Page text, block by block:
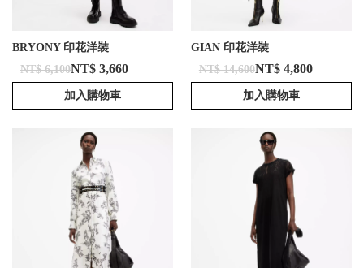
BRYONY 印花洋裝
NT$ 6,100NT$ 3,660
加入購物車
GIAN 印花洋裝
NT$ 14,600NT$ 4,800
加入購物車